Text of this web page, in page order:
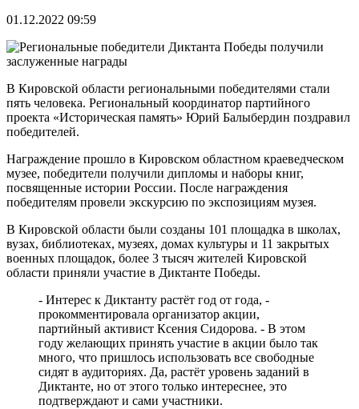
01.12.2022 09:59
В Кировской области региональными победителями стали
пять человека. Региональный координатор партийного
проекта «Историческая память» Юрий Балыбердин поздравил
победителей.
Награждение прошло в Кировском областном краеведческом
музее, победители получили дипломы и наборы книг,
посвященные истории России. После награждения
победителям провели экскурсию по экспозициям музея.
В Кировской области были созданы 101 площадка в школах,
вузах, библиотеках, музеях, домах культуры и 11 закрытых
военных площадок, более 3 тысяч жителей Кировской
области приняли участие в Диктанте Победы.
- Интерес к Диктанту растёт год от года, -
прокомментировала организатор акции,
партийный активист Ксения Сидорова. - В этом
году желающих принять участие в акции было так
много, что пришлось использовать все свободные
сидят в аудиториях. Да, растёт уровень заданий в
Диктанте, но от этого только интереснее, это
подтверждают и сами участники.